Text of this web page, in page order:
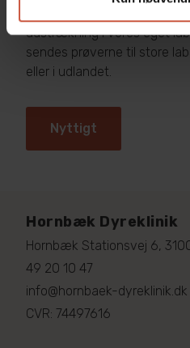
udstrækning i vores eget
sendes prøverne til store
eller i udlandet.
Nyttigt
Hornbæk Dyreklinik
Hornbæk Stationsvej 6,
49 20 10 47
info@hornbaek-dyreklinik.dk
CVR: 74497616